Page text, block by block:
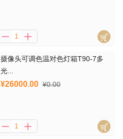
摄像头可调色温对色灯箱T90-7多
光...
¥26000.00 ¥0.00